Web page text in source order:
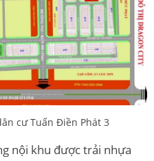
cư Tuấn Điền Phát 3
nội khu được trải nhựa